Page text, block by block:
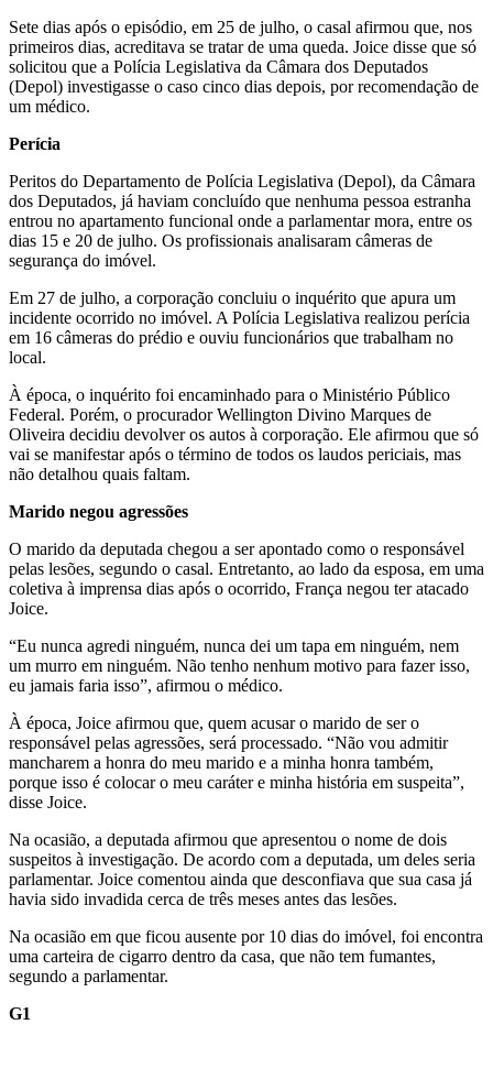
Sete dias após o episódio, em 25 de julho, o casal afirmou que, nos
primeiros dias, acreditava se tratar de uma queda. Joice disse que só
solicitou que a Polícia Legislativa da Câmara dos Deputados
(Depol) investigasse o caso cinco dias depois, por recomendação de
um médico.
Perícia
Peritos do Departamento de Polícia Legislativa (Depol), da Câmara
dos Deputados, já haviam concluído que nenhuma pessoa estranha
entrou no apartamento funcional onde a parlamentar mora, entre os
dias 15 e 20 de julho. Os profissionais analisaram câmeras de
segurança do imóvel.
Em 27 de julho, a corporação concluiu o inquérito que apura um
incidente ocorrido no imóvel. A Polícia Legislativa realizou perícia
em 16 câmeras do prédio e ouviu funcionários que trabalham no
local.
À época, o inquérito foi encaminhado para o Ministério Público
Federal. Porém, o procurador Wellington Divino Marques de
Oliveira decidiu devolver os autos à corporação. Ele afirmou que só
vai se manifestar após o término de todos os laudos periciais, mas
não detalhou quais faltam.
Marido negou agressões
O marido da deputada chegou a ser apontado como o responsável
pelas lesões, segundo o casal. Entretanto, ao lado da esposa, em uma
coletiva à imprensa dias após o ocorrido, França negou ter atacado
Joice.
“Eu nunca agredi ninguém, nunca dei um tapa em ninguém, nem
um murro em ninguém. Não tenho nenhum motivo para fazer isso,
eu jamais faria isso”, afirmou o médico.
À época, Joice afirmou que, quem acusar o marido de ser o
responsável pelas agressões, será processado. “Não vou admitir
mancharem a honra do meu marido e a minha honra também,
porque isso é colocar o meu caráter e minha história em suspeita”,
disse Joice.
Na ocasião, a deputada afirmou que apresentou o nome de dois
suspeitos à investigação. De acordo com a deputada, um deles seria
parlamentar. Joice comentou ainda que desconfiava que sua casa já
havia sido invadida cerca de três meses antes das lesões.
Na ocasião em que ficou ausente por 10 dias do imóvel, foi encontra
uma carteira de cigarro dentro da casa, que não tem fumantes,
segundo a parlamentar.
G1